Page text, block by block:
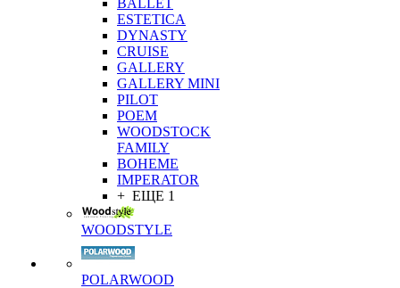
BALLET
ESTETICA
DYNASTY
CRUISE
GALLERY
GALLERY MINI
PILOT
POEM
WOODSTOCK
FAMILY
BOHEME
IMPERATOR
+ ЕЩЕ 1
WOODSTYLE
POLARWOOD